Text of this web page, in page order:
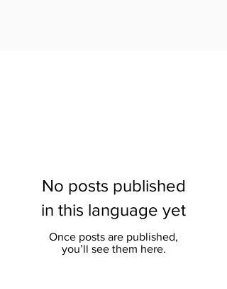
No posts published
in this language yet
Once posts are published,
you’ll see them here.